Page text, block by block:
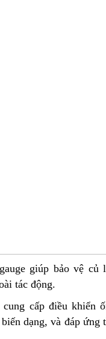
giúp bảo vệ củ
tác động.
cấp điều khiển
dạng, và đáp ứng